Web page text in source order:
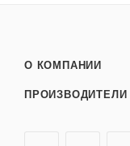
О КОМПАНИИ
ПРОИЗВОДИТЕЛИ